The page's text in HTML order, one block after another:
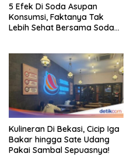
5 Efek Di Soda Asupan
Konsumsi, Faktanya Tak
Lebih Sehat Bersama Soda
Kulineran Di Bekasi, Cicip Iga
Bakar hingga Sate Udang
Pakai Sambal Sepuasnya!